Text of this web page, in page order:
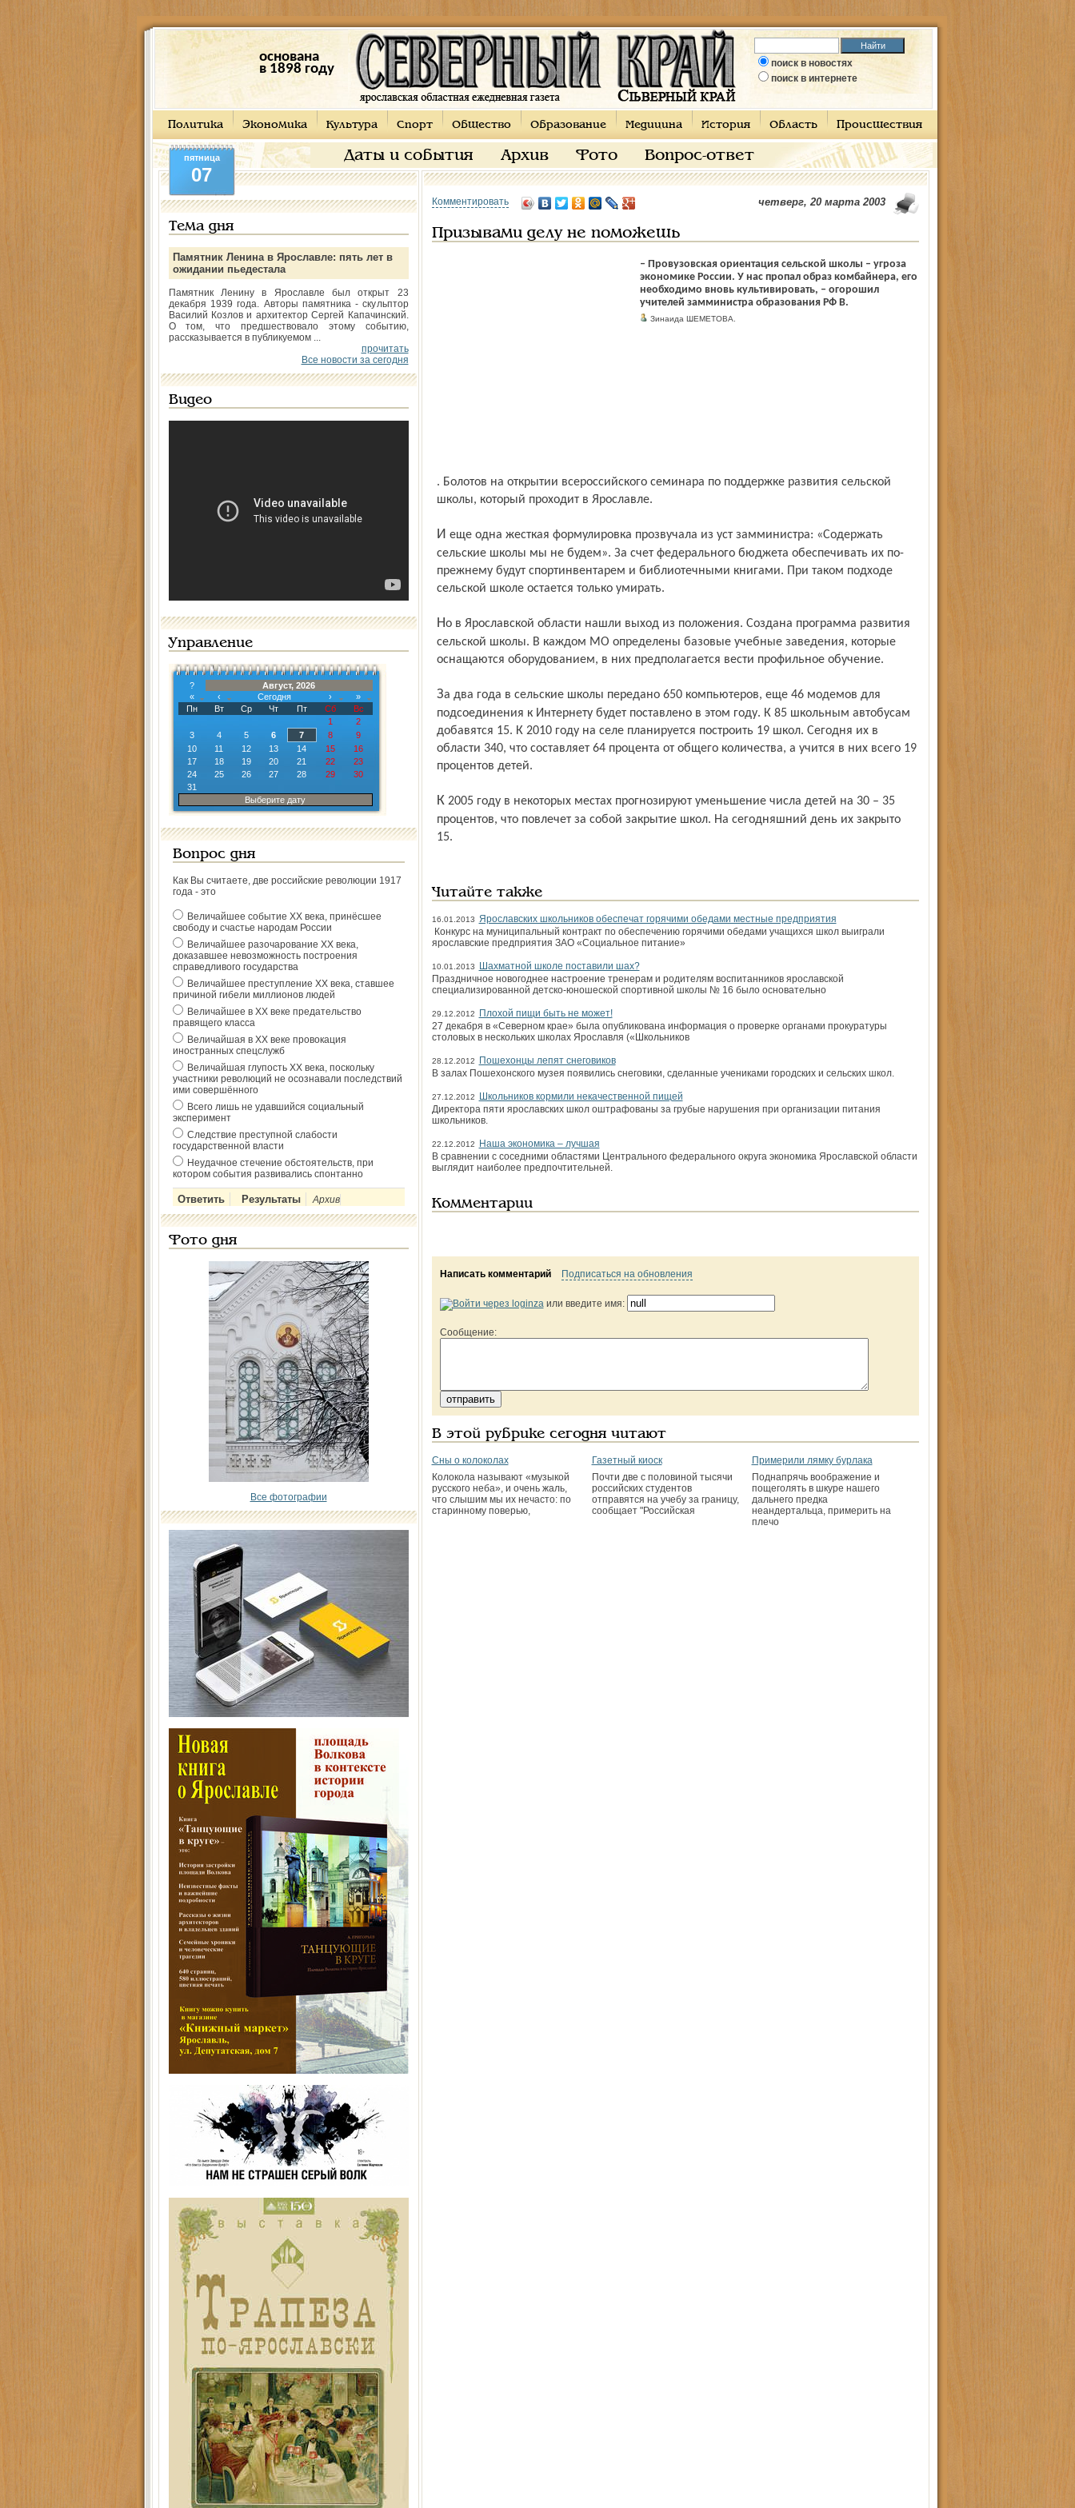
основана
в 1898 году
поиск в новостях
поиск в интернете
Политика Экономика Культура Спорт Общество Образование Медицина История Область Происшествия
Даты и события Архив Фото Вопрос-ответ
пятница
07
Тема дня
Памятник Ленина в Ярославле: пять лет в
ожидании пьедестала
Памятник Ленину в Ярославле был открыт 23
декабря 1939 года. Авторы памятника - скульптор
Василий Козлов и архитектор Сергей Капачинский.
О том, что предшествовало этому событию,
рассказывается в публикуемом ...
прочитать
Все новости за сегодня
Видео
Управление
?
Август, 2026
«
‹ Сегодня ›
»
Пн
Вт Ср Чт Пт Сб
Вс
1
2
3
4 5 6 7 8
9
10
11 12 13 14 15
16
17
18 19 20 21 22
23
24
25 26 27 28 29
30
31
Выберите дату
Вопрос дня
Как Вы считаете, две российские революции 1917
года - это
Величайшее событие ХХ века, принёсшее
свободу и счастье народам России
Величайшее разочарование ХХ века,
доказавшее невозможность построения
справедливого государства
Величайшее преступление ХХ века, ставшее
причиной гибели миллионов людей
Величайшее в ХХ веке предательство
правящего класса
Величайшая в ХХ веке провокация
иностранных спецслужб
Величайшая глупость ХХ века, поскольку
участники революций не осознавали последствий
ими совершённого
Всего лишь не удавшийся социальный
эксперимент
Следствие преступной слабости
государственной власти
Неудачное стечение обстоятельств, при
котором события развивались спонтанно
Архив
Фото дня
Все фотографии
Комментировать четверг, 20 марта 2003
Призывами делу не поможешь
– Провузовская ориентация сельской школы – угроза
экономике России. У нас пропал образ комбайнера, его
необходимо вновь культивировать, – огорошил
учителей замминистра образования РФ В.
Зинаида ШЕМЕТОВА.
. Болотов на открытии всероссийского семинара по поддержке развития сельской
школы, который проходит в Ярославле.
И еще одна жесткая формулировка прозвучала из уст замминистра: «Содержать
сельские школы мы не будем». За счет федерального бюджета обеспечивать их по-
прежнему будут спортинвентарем и библиотечными книгами. При таком подходе
сельской школе остается только умирать.
Но в Ярославской области нашли выход из положения. Создана программа развития
сельской школы. В каждом МО определены базовые учебные заведения, которые
оснащаются оборудованием, в них предполагается вести профильное обучение.
За два года в сельские школы передано 650 компьютеров, еще 46 модемов для
подсоединения к Интернету будет поставлено в этом году. К 85 школьным автобусам
добавятся 15. К 2010 году на селе планируется построить 19 школ. Сегодня их в
области 340, что составляет 64 процента от общего количества, а учится в них всего 19
процентов детей.
К 2005 году в некоторых местах прогнозируют уменьшение числа детей на 30 – 35
процентов, что повлечет за собой закрытие школ. На сегодняшний день их закрыто
15.
Читайте также
16.01.2013 Ярославских школьников обеспечат горячими обедами местные предприятия
Конкурс на муниципальный контракт по обеспечению горячими обедами учащихся школ выиграли
ярославские предприятия ЗАО «Социальное питание»
10.01.2013
Шахматной школе поставили шах?
Праздничное новогоднее настроение тренерам и родителям воспитанников ярославской
специализированной детско-юношеской спортивной школы № 16 было основательно
29.12.2012
Плохой пищи быть не может!
27 декабря в «Северном крае» была опубликована информация о проверке органами прокуратуры
столовых в нескольких школах Ярославля («Школьников
28.12.2012
Пошехонцы лепят снеговиков
В залах Пошехонского музея появились снеговики, сделанные учениками городских и сельских школ.
27.12.2012
Школьников кормили некачественной пищей
Директора пяти ярославских школ оштрафованы за грубые нарушения при организации питания
школьников.
22.12.2012
Наша экономика – лучшая
В сравнении с соседними областями Центрального федерального округа экономика Ярославской области
выглядит наиболее предпочтительней.
Комментарии
Написать комментарий Подписаться на обновления
или введите имя:
Сообщение:
В этой рубрике сегодня читают
Сны о колоколах
Колокола называют «музыкой
русского неба», и очень жаль,
что слышим мы их нечасто: по
старинному поверью,
Газетный киоск
Почти две с половиной тысячи
российских студентов
отправятся на учебу за границу,
сообщает "Российская
Примерили лямку бурлака
Поднапрячь воображение и
пощеголять в шкуре нашего
дальнего предка
неандертальца, примерить на
плечо